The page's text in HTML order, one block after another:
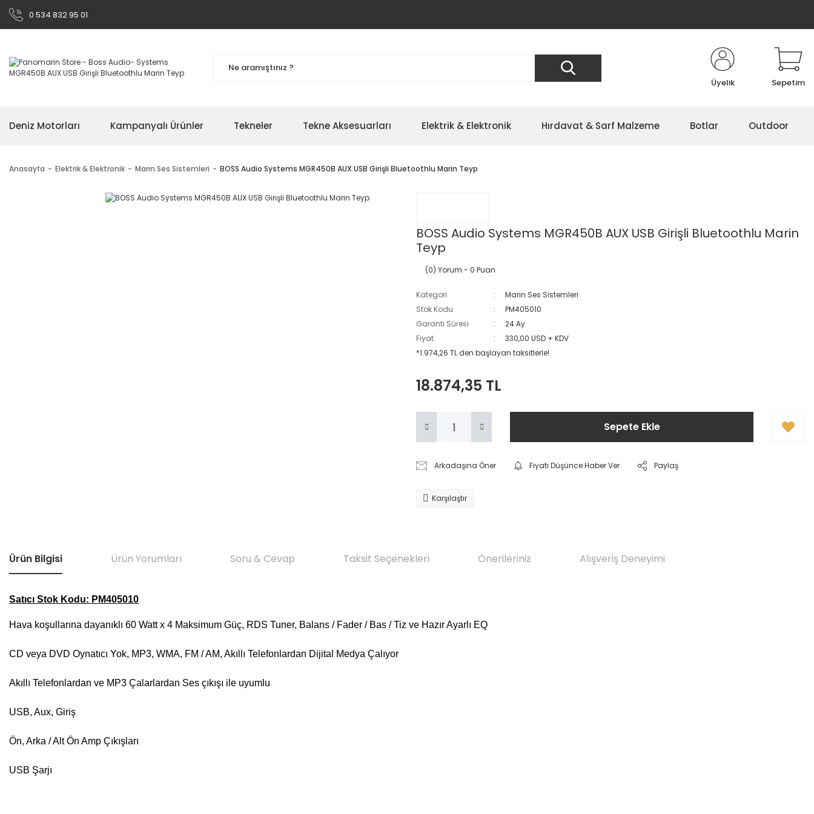
0 534 832 95 01
Üyelik Sepetim
Deniz Motorları Kampanyalı Ürünler Tekneler Tekne Aksesuarları Elektrik & Elektronik Hırdavat & Sarf Malzeme Botlar Outdoor
Anasayfa Elektrik & Elektronik Marin Ses Sistemleri BOSS Audio Systems MGR450B AUX USB Girişli Bluetoothlu Marin Teyp
BOSS Audio Systems MGR450B AUX USB Girişli Bluetoothlu Marin
Teyp
(0) Yorum - 0 Puan
Kategori
Marin Ses Sistemleri
Stok Kodu
PM405010
Garanti Süresi
24 Ay
Fiyat
330,00 USD + KDV
*1.974,26 TL den başlayan taksitlerle!
18.874,35 TL
Sepete Ekle
Arkadaşına Öner Fiyatı Düşünce Haber Ver Paylaş
Karşılaştır
Ürün Bilgisi Ürün Yorumları Soru & Cevap Taksit Seçenekleri Önerileriniz Alışveriş Deneyimi
Satıcı Stok Kodu: PM405010
Hava koşullarına dayanıklı 60 Watt x 4 Maksimum Güç, RDS Tuner, Balans / Fader / Bas / Tiz ve Hazır Ayarlı EQ
CD veya DVD Oynatıcı Yok, MP3, WMA, FM / AM, Akıllı Telefonlardan Dijital Medya Çalıyor
Akıllı Telefonlardan ve MP3 Çalarlardan Ses çıkışı ile uyumlu
USB, Aux, Giriş
Ön, Arka / Alt Ön Amp Çıkışları
USB Şarjı